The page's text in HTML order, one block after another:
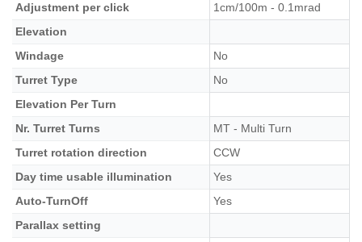
Adjustment per click
1cm/100m - 0.1mrad
Elevation
Windage
No
Turret Type
No
Elevation Per Turn
Nr. Turret Turns
MT - Multi Turn
Turret rotation direction
CCW
Day time usable illumination
Yes
Auto-TurnOff
Yes
Parallax setting